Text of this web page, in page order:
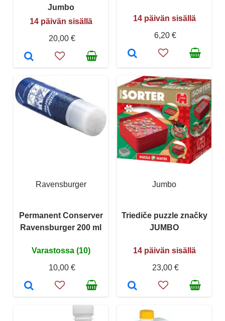
Jumbo
14 päivän sisällä
20,00 €
14 päivän sisällä
6,20 €
Ravensburger
Permanent Conserver
Ravensburger 200 ml
Varastossa (10)
10,00 €
Jumbo
Triediče puzzle značky
JUMBO
14 päivän sisällä
23,00 €